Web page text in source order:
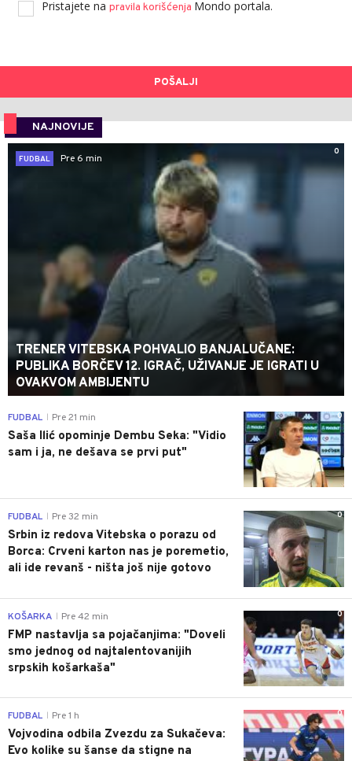
Pristajete na pravila korišćenja Mondo portala.
POŠALJI
NAJNOVIJE
0
FUDBAL
Pre 6 min
TRENER VITEBSKA POHVALIO BANJALUČANE:
PUBLIKA BORČEV 12. IGRAČ, UŽIVANJE JE IGRATI U
OVAKVOM AMBIJENTU
0
FUDBAL Pre 21 min
Saša Ilić opominje Dembu Seka: "Vidio
sam i ja, ne dešava se prvi put"
0
FUDBAL Pre 32 min
Srbin iz redova Vitebska o porazu od
Borca: Crveni karton nas je poremetio,
ali ide revanš - ništa još nije gotovo
0
KOŠARKA Pre 42 min
FMP nastavlja sa pojačanjima: "Doveli
smo jednog od najtalentovanijih
srpskih košarkaša"
0
FUDBAL Pre 1 h
Vojvodina odbila Zvezdu za Sukačeva:
Evo kolike su šanse da stigne na